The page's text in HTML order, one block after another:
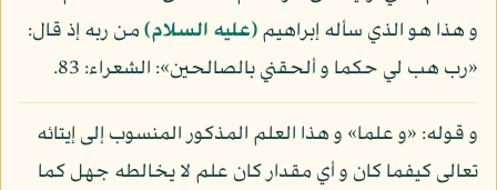
و هذا هو الذي سأله إبراهيم(عليه السلام)من ربه إذ قال:
«رب هب لي حكما و ألحقني بالصالحين»: الشعراء: 83.
و قوله: «و علما» و هذا العلم المذكور المنسوب إلى إيتائه
تعالى كيفما كان و أي مقدار كان علم لا يخالطه جهل كما